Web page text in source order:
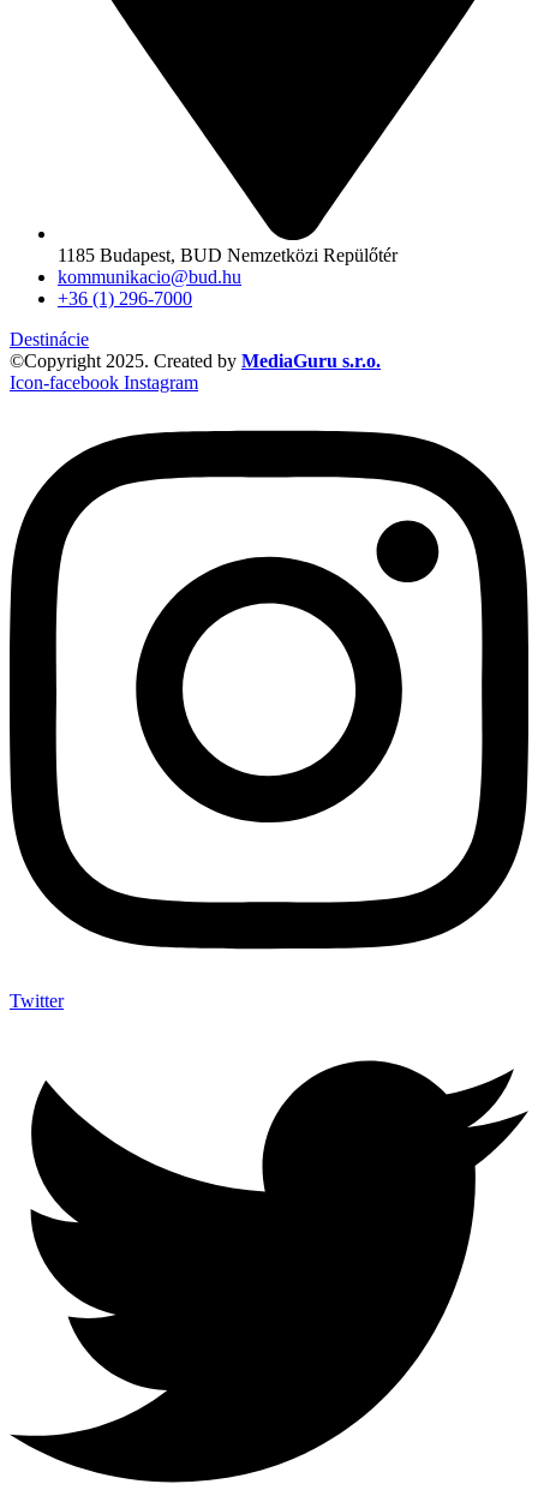
1185 Budapest, BUD Nemzetközi Repülőtér
kommunikacio@bud.hu
+36 (1) 296-7000
Destinácie
©Copyright 2025. Created by MediaGuru s.r.o.
Icon-facebook Instagram
Twitter